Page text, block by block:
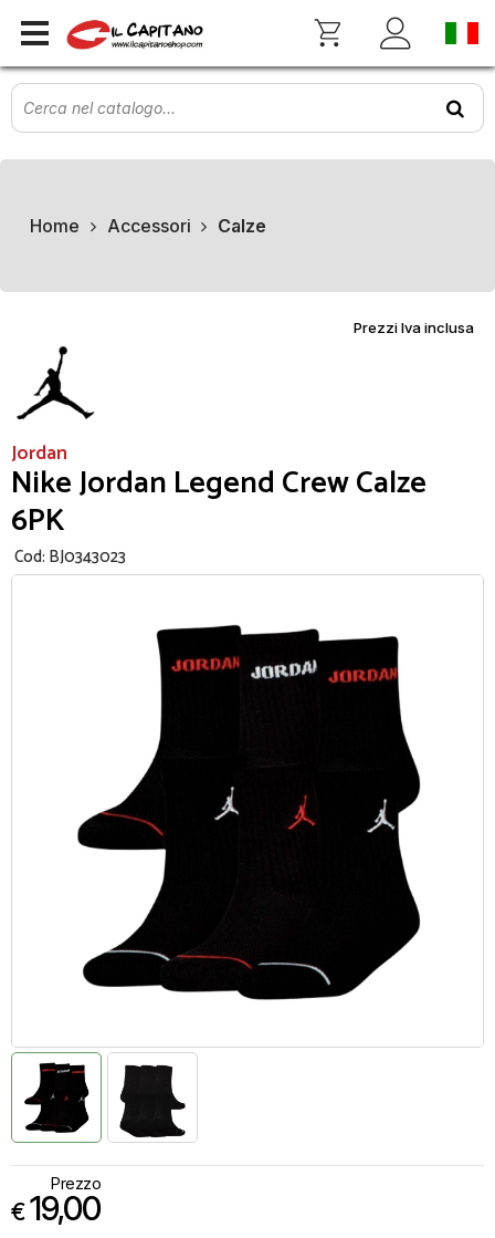
Home Accessori Calze
Prezzi Iva inclusa
Jordan
Nike Jordan Legend Crew Calze
6PK
Cod: BJ0343023
Prezzo
€19,00